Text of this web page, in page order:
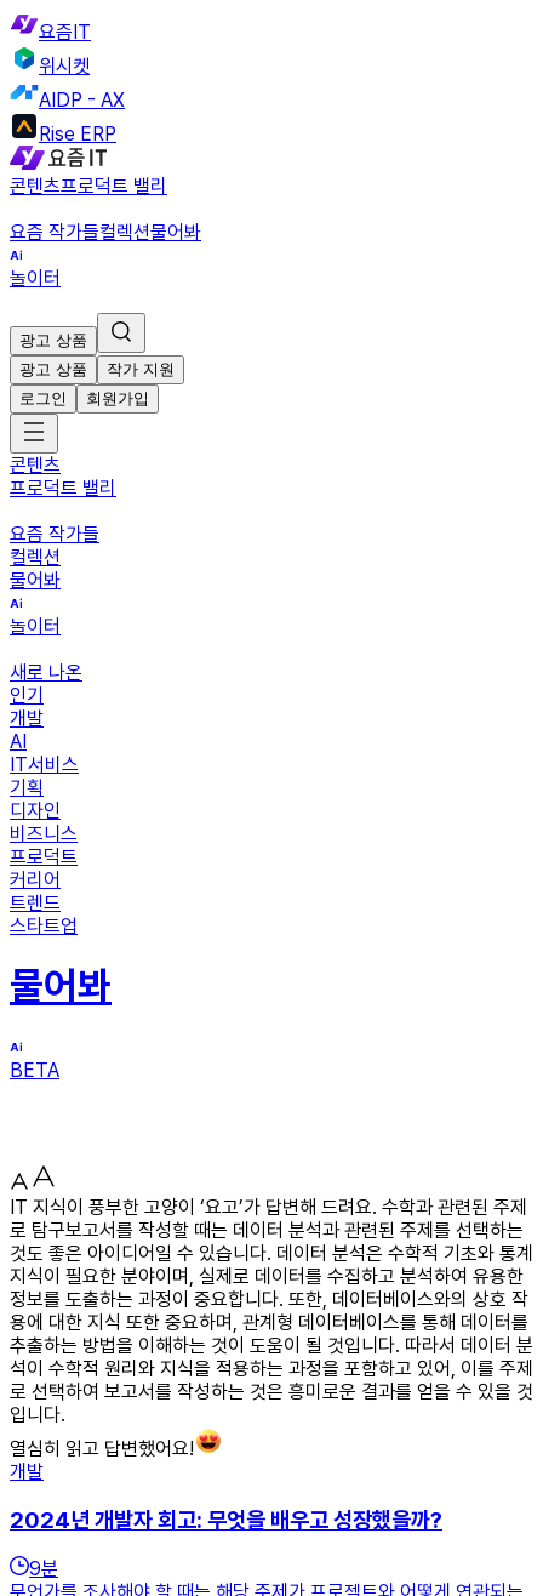
요즘IT
위시켓
AIDP - AX
Rise ERP
콘텐츠프로덕트 밸리
요즘 작가들컬렉션물어봐
놀이터
광고 상품
광고 상품
작가 지원
로그인
회원가입
콘텐츠
프로덕트 밸리
요즘 작가들
컬렉션
물어봐
놀이터
새로 나온
인기
개발
AI
IT서비스
기획
디자인
비즈니스
프로덕트
커리어
트렌드
스타트업
물어봐
BETA
IT 지식이 풍부한 고양이 ‘요고’가 답변해 드려요. 수학과 관련된 주제
로 탐구보고서를 작성할 때는 데이터 분석과 관련된 주제를 선택하는
것도 좋은 아이디어일 수 있습니다. 데이터 분석은 수학적 기초와 통계
지식이 필요한 분야이며, 실제로 데이터를 수집하고 분석하여 유용한
정보를 도출하는 과정이 중요합니다. 또한, 데이터베이스와의 상호 작
용에 대한 지식 또한 중요하며, 관계형 데이터베이스를 통해 데이터를
추출하는 방법을 이해하는 것이 도움이 될 것입니다. 따라서 데이터 분
석이 수학적 원리와 지식을 적용하는 과정을 포함하고 있어, 이를 주제
로 선택하여 보고서를 작성하는 것은 흥미로운 결과를 얻을 수 있을 것
입니다.
열심히 읽고 답변했어요!
개발
2024년 개발자 회고: 무엇을 배우고 성장했을까?
9분